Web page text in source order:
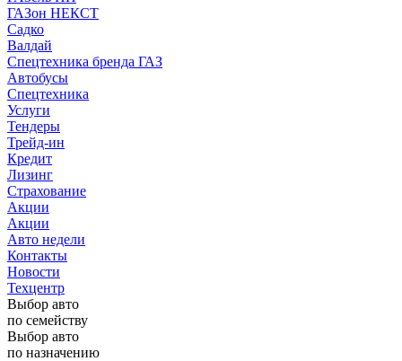
ГАЗон НЕКСТ
Садко
Валдай
Спецтехника бренда ГАЗ
Автобусы
Спецтехника
Услуги
Тендеры
Трейд-ин
Кредит
Лизинг
Страхование
Акции
Акции
Авто недели
Контакты
Новости
Техцентр
Выбор авто
по семейству
Выбор авто
по назначению